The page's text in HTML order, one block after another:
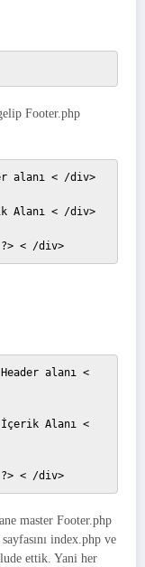
Footer.php
alanı < /div>
Alanı < /div>
< /div>
alanı <
İçerik Alanı <
< /div>
master Footer.php
index.php ve
ettik. Yani her